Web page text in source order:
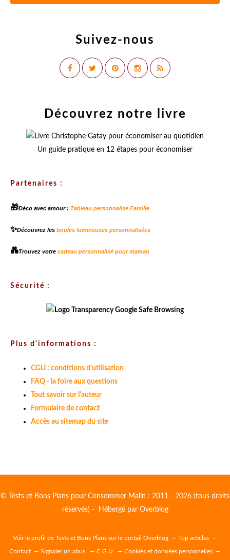
Suivez-nous
Découvrez notre livre
Un guide pratique en 12 étapes pour économiser
Partenaires :
🎁Déco avec amour : Tableau personnalisé Famille
✨Découvrez les boules lumineuses personnalisées
💑Trouvez votre cadeau personnalisé pour maman
Sécurité :
Plus d'informations :
CGU : conditions d'utilisation
FAQ - la foire aux questions
Tout savoir sur l'auteur
Formulaire de contact
Accès au sitemap du site
© Tests et Bons Plans pour Consommer Malin : 2011 - 2026 (tous droits
réservés) - Hébergé par Overblog
Voir le profil de Tests et Bons Plans sur le portail Overblog Top articles
Contact Signaler un abus C.G.U. Cookies et données personnelles